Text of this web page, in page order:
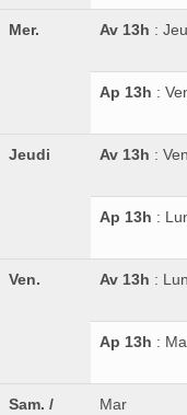
Mer. Av 13h : Jeu
Ap 13h :
Jeudi Av 13h : Ven
Ap 13h :
Ven. Av 13h : Lun
Ap 13h : Ma
Sam. /
Mar